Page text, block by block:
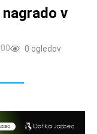
v
0 ogledov